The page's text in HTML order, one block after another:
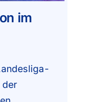
im
der